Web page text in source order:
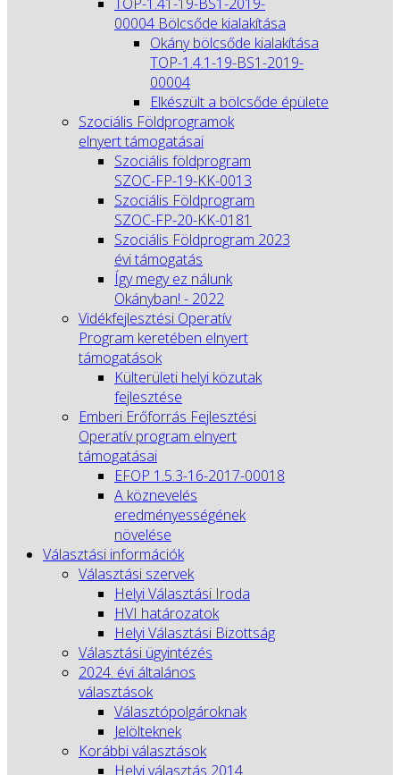
00004 Bölcsőde kialakítása
Okány bölcsőde kialakítása
TOP-1.4.1-19-BS1-2019-
00004
Elkészült a bölcsőde épülete
Szociális Földprogramok
elnyert támogatásai
Szociális földprogram
SZOC-FP-19-KK-0013
Szociális Földprogram
SZOC-FP-20-KK-0181
Szociális Földprogram 2023
évi támogatás
Így megy ez nálunk
Okányban! - 2022
Vidékfejlesztési Operatív
Program keretében elnyert
támogatások
Külterületi helyi közutak
fejlesztése
Emberi Erőforrás Fejlesztési
Operatív program elnyert
támogatásai
EFOP 1.5.3-16-2017-00018
A köznevelés
eredményességének
növelése
Választási információk
Választási szervek
Helyi Választási Iroda
HVI határozatok
Helyi Választási Bizottság
Választási ügyintézés
2024. évi általános
választások
Választópolgároknak
Jelölteknek
Korábbi választások
Helyi választás 2014